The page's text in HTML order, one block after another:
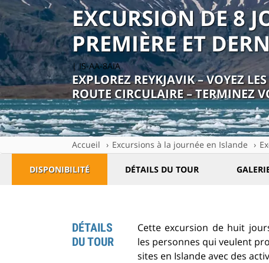
EXCURSION DE 8
PREMIÈRE ET
| IS-AA-8AIA
EXPLOREZ REYKJAVIK – VOYEZ
ROUTE CIRCULAIRE – TERMINEZ
Accueil Excursions à la journée en Islande
DISPONIBILITÉ DÉTAILS DU TOUR
DÉTAILS
DU TOUR
Cette excursion de huit
les personnes qui veulent
sites en Islande avec des